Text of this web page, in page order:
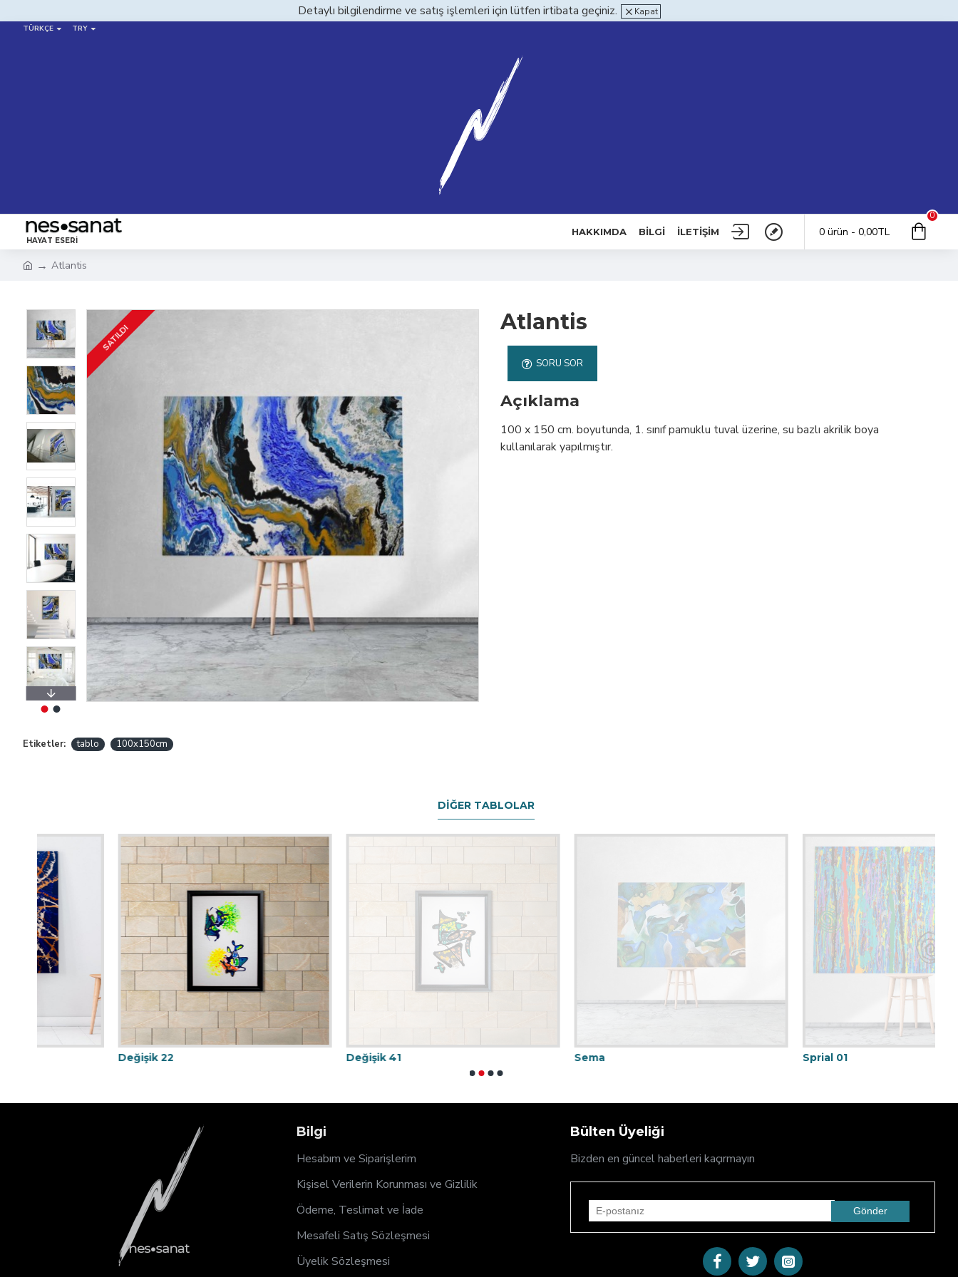
Detaylı bilgilendirme ve satış işlemleri için lütfen irtibata geçiniz. Kapat
TÜRKÇE TRY
HAYAT ESERI
HAKKIMDA BILGI İLETIŞIM 0 ürün - 0,00TL
0
Atlantis
SATILDI
Atlantis
SORU SOR
Açıklama
100 x 150 cm. boyutunda, 1. sınıf pamuklu tuval üzerine, su bazlı akrilik boya
kullanılarak yapılmıştır.
Etiketler: tablo 100x150cm
DIĞER TABLOLAR
Bilgi
Hesabım ve Siparişlerim
Kişisel Verilerin Korunması ve Gizlilik
Ödeme, Teslimat ve İade
Mesafeli Satış Sözleşmesi
Üyelik Sözleşmesi
Bülten Üyeliği
Bizden en güncel haberleri kaçırmayın